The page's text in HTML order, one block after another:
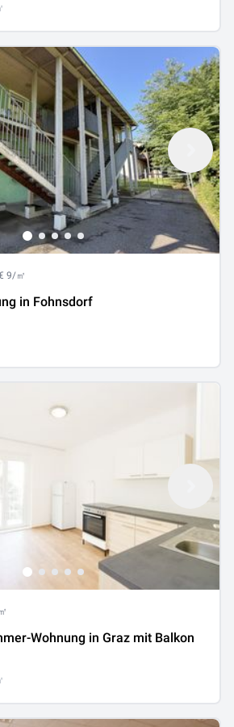
9/㎡
in Fohnsdorf
Wohnung in Graz mit Balkon